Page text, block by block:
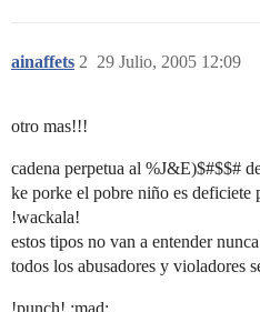
ainaffets 29 Julio, 2005 12:09
2
otro mas!!!
cadena perpetua al %J&E)$#$$#
ke porke el pobre niño es deficiete
!wackala!
estos tipos no van a entender
todos los abusadores y violadores
!punch! :mad: